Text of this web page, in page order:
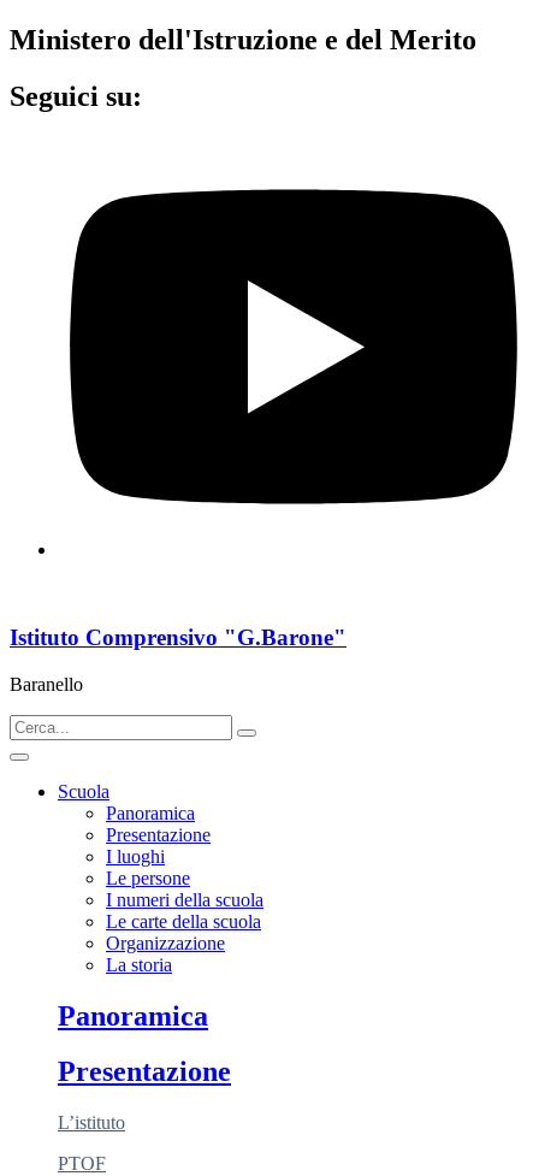
Ministero dell'Istruzione e del Merito
Seguici su:
Istituto Comprensivo "G.Barone"
Baranello
Scuola
Panoramica
Presentazione
I luoghi
Le persone
I numeri della scuola
Le carte della scuola
Organizzazione
La storia
Panoramica
Presentazione
L’istituto
PTOF